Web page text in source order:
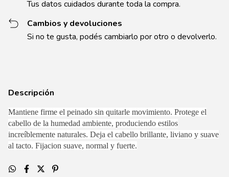
Tus datos cuidados durante toda la compra.
Cambios y devoluciones
Si no te gusta, podés cambiarlo por otro o devolverlo.
Descripción
Mantiene firme el peinado sin quitarle movimiento. Protege el
cabello de la humedad ambiente, produciendo estilos
increíblemente naturales. Deja el cabello brillante, liviano y suave
al tacto. Fijacion suave, normal y fuerte.